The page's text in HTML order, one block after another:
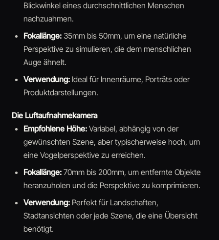
Blickwinkel eines durchschnittlichen Menschen
nachzuahmen.
Fokallänge: 35mm bis 50mm, um eine natürliche
Perspektive zu simulieren, die dem menschlichen
Auge ähnelt.
Verwendung: Ideal für Innenräume, Porträts oder
Produktdarstellungen.
Die Luftaufnahmekamera
Empfohlene Höhe: Variabel, abhängig von der
gewünschten Szene, aber typischerweise hoch, um
eine Vogelperspektive zu erreichen.
Fokallänge: 70mm bis 200mm, um entfernte Objekte
heranzuholen und die Perspektive zu komprimieren.
Verwendung: Perfekt für Landschaften,
Stadtansichten oder jede Szene, die eine Übersicht
benötigt.